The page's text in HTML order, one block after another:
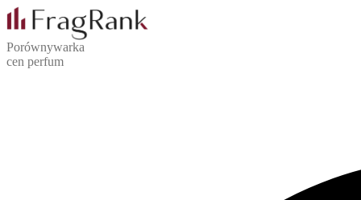
Porównywarka
cen perfum